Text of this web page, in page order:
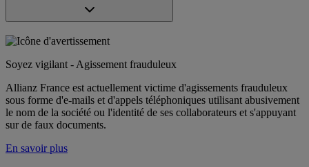
Soyez vigilant - Agissement frauduleux
Allianz France est actuellement victime d'agissements frauduleux
sous forme d'e-mails et d'appels téléphoniques utilisant abusivement
le nom de la société ou l'identité de ses collaborateurs et s'appuyant
sur de faux documents.
En savoir plus